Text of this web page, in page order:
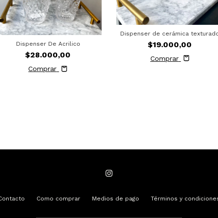
Dispenser De Acrilico
$28.000,00
Comprar
Dispenser de cerámica
$19.000,00
Comprar
Como comprar Medios de pago Términos y